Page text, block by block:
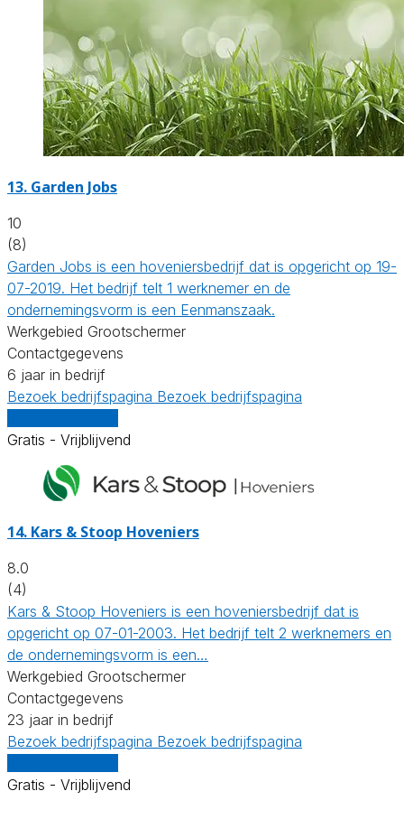
13. Garden Jobs
10
(8)
Garden Jobs is een hoveniersbedrijf dat is opgericht op 19-
07-2019. Het bedrijf telt 1 werknemer en de
ondernemingsvorm is een Eenmanszaak.
Werkgebied Grootschermer
Contactgegevens
6 jaar in bedrijf
Bezoek bedrijfspagina Bezoek bedrijfspagina
Gratis - Vrijblijvend
14. Kars & Stoop Hoveniers
8.0
(4)
Kars & Stoop Hoveniers is een hoveniersbedrijf dat is
opgericht op 07-01-2003. Het bedrijf telt 2 werknemers en
de ondernemingsvorm is een…
Werkgebied Grootschermer
Contactgegevens
23 jaar in bedrijf
Bezoek bedrijfspagina Bezoek bedrijfspagina
Gratis - Vrijblijvend